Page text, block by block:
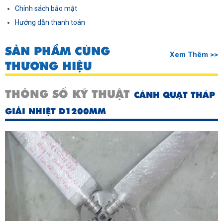
Chính sách bảo mật
Hướng dẫn thanh toán
SẢN PHẨM CÙNG
THƯƠNG HIỆU
Xem Thêm >>
THÔNG SỐ KỸ THUẬT CÁNH QUẠT THÁP
GIẢI NHIỆT D1200MM